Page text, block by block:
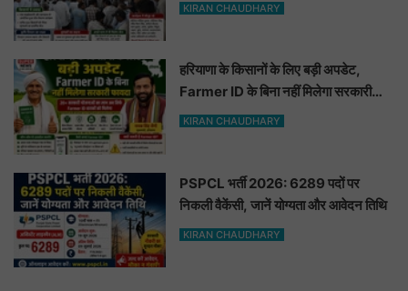
KIRAN CHAUDHARY
हरियाणा के किसानों के लिए बड़ी अपडेट,
Farmer ID के बिना नहीं मिलेगा सरकारी
फायदा
KIRAN CHAUDHARY
PSPCL भर्ती 2026: 6289 पदों पर
निकली वैकेंसी, जानें योग्यता और आवेदन तिथि
KIRAN CHAUDHARY